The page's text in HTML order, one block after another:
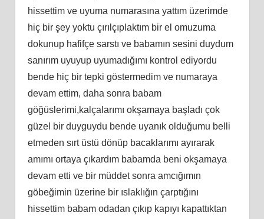
hissettim ve uyuma numarasına yattım üzerimde
hiç bir şey yoktu çırılçıplaktım bir el omuzuma
dokunup hafifçe sarstı ve babamın sesini duydum
sanırım uyuyup uyumadığımı kontrol ediyordu
bende hiç bir tepki göstermedim ve numaraya
devam ettim, daha sonra babam
göğüslerimi,kalçalarımı okşamaya başladı çok
güzel bir duyguydu bende uyanık olduğumu belli
etmeden sırt üstü dönüp bacaklarımı ayırarak
amımı ortaya çıkardım babamda beni okşamaya
devam etti ve bir müddet sonra amcığımın
göbeğimin üzerine bir ıslaklığın çarptığını
hissettim babam odadan çıkıp kapıyı kapattıktan